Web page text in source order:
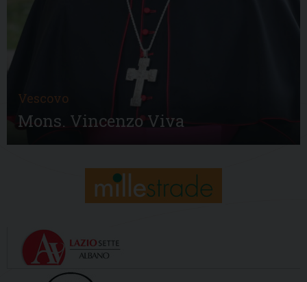
Vescovo
Mons. Vincenzo Viva